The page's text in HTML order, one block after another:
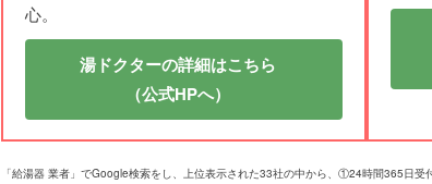
心。
湯ドクターの詳細はこちら
（公式HPへ）
「給湯器 業者」でGoogle検索をし、上位表示された33社の中から、①24時間365日